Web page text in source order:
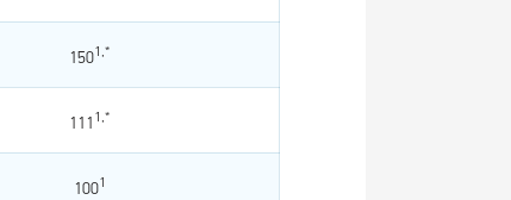
1501,*
111 1,*
1001